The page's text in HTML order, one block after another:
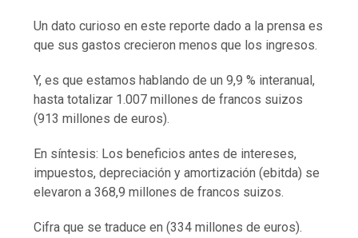
Un dato curioso en este reporte dado a la prensa es
que sus gastos crecieron menos que los ingresos.
Y, es que estamos hablando de un 9,9 % interanual,
hasta totalizar 1.007 millones de francos suizos
(913 millones de euros).
En síntesis: Los beneficios antes de intereses,
impuestos, depreciación y amortización (ebitda) se
elevaron a 368,9 millones de francos suizos.
Cifra que se traduce en (334 millones de euros).